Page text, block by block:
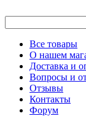
Все товары
О нашем
Доставка и
Вопросы и
Отзывы
Контакты
Форум